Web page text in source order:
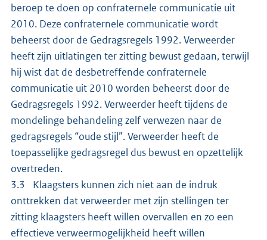
beroep te doen op confraternele communicatie uit
2010. Deze confraternele communicatie wordt
beheerst door de Gedragsregels 1992. Verweerder
heeft zijn uitlatingen ter zitting bewust gedaan, terwijl
hij wist dat de desbetreffende confraternele
communicatie uit 2010 worden beheerst door de
Gedragsregels 1992. Verweerder heeft tijdens de
mondelinge behandeling zelf verwezen naar de
gedragsregels “oude stijl”. Verweerder heeft de
toepasselijke gedragsregel dus bewust en opzettelijk
overtreden.
3.3 Klaagsters kunnen zich niet aan de indruk
onttrekken dat verweerder met zijn stellingen ter
zitting klaagsters heeft willen overvallen en zo een
effectieve verweermogelijkheid heeft willen